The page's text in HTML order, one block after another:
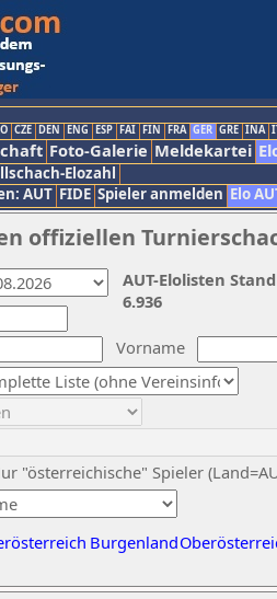
CZE DEN ENG ESP FAI FIN FRA GER GRE INA
Foto-Galerie Meldekartei
Elozahl
AUT FIDE Spieler anmelden Elo
offiziellen
Vorname
"österreichische" Spieler
Burgenland
AUT-Elolisten
6.936